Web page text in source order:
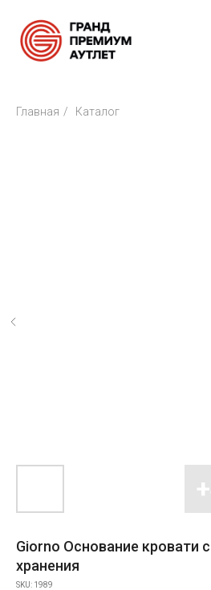
Главная / Каталог
Giorno Основание кровати
хранения
SKU: 1989